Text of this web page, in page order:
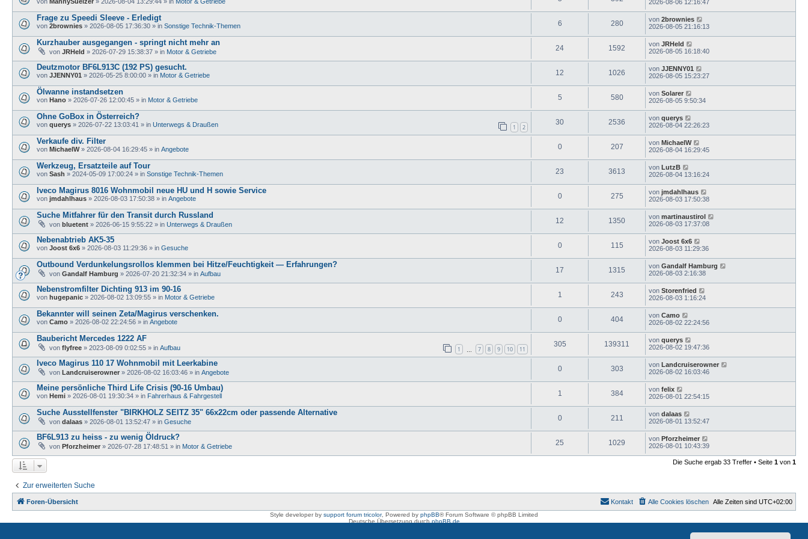
2026-08-06 12:16:47
Frage zu Speedi Sleeve - Erledigt
von 2brownies » 2026-08-05 17:36:30 » in Sonstige Technik-Themen 6 280 von 2brownies
2026-08-05 21:16:13
Kurzhauber ausgegangen - springt nicht mehr an
von JRHeld » 2026-07-29 15:38:37 » in Motor & Getriebe 24 1592 von JRHeld
2026-08-05 16:18:40
Deutzmotor BF6L913C (192 PS) gesucht.
von JJENNY01 » 2026-05-25 8:00:00 » in Motor & Getriebe 12 1026 von JJENNY01
2026-08-05 15:23:27
Ölwanne instandsetzen
von Hano » 2026-07-26 12:00:45 » in Motor & Getriebe 5 580 von Solarer
2026-08-05 9:50:34
Ohne GoBox in Österreich?
von querys » 2026-07-22 13:03:41 » in Unterwegs & Draußen 1 2
30 2536 von querys
2026-08-04 22:26:23
Verkaufe div. Filter
von MichaelW» 2026-08-04 16:29:45 » in Angebote 0 207 von MichaelW
2026-08-04 16:29:45
Werkzeug, Ersatzteile auf Tour
von Sash » 2024-05-09 17:00:24 » in Sonstige Technik-Themen 23 3613 von LutzB
2026-08-04 13:16:24
Iveco Magirus 8016 Wohnmobil neue HU und H sowie Service
von jmdahlhaus » 2026-08-03 17:50:38 » in Angebote 0 275 von jmdahlhaus
2026-08-03 17:50:38
Suche Mitfahrer für den Transit durch Russland
von bluetent » 2026-06-15 9:55:22 » in Unterwegs & Draußen 12 1350 von martinaustirol
2026-08-03 17:37:08
Nebenabtrieb AK5-35
von Joost 6x6 » 2026-08-03 11:29:36 » in Gesuche 0 115 von Joost 6x6
2026-08-03 11:29:36
Outbound Verdunkelungsrollos klemmen bei Hitze/Feuchtigkeit — Erfahrungen?
von Gandalf Hamburg » 2026-07-20 21:32:34 » in Aufbau 17 1315 von Gandalf Hamburg
2026-08-03 2:16:38
Nebenstromfilter Dichting 913 im 90-16
von hugepanic » 2026-08-02 13:09:55 » in Motor & Getriebe 1 243 von Storenfried
2026-08-03 1:16:24
Bekannter will seinen Zeta/Magirus verschenken.
von Camo » 2026-08-02 22:24:56 » in Angebote 0 404 von Camo
2026-08-02 22:24:56
Baubericht Mercedes 1222 AF
von flyfree » 2023-08-09 0:02:55 » in Aufbau 1 7 8 9 10 11
305 139311 von querys
2026-08-02 19:47:36
Iveco Magirus 110 17 Wohnmobil mit Leerkabine
von Landcruiserowner » 2026-08-02 16:03:46 » in Angebote 0 303 von Landcruiserowner
2026-08-02 16:03:46
Meine persönliche Third Life Crisis (90-16 Umbau)
von Hemi » 2026-08-01 19:30:34 » in Fahrerhaus & Fahrgestell 1 384 von felix
2026-08-01 22:54:15
Suche Ausstellfenster "BIRKHOLZ SEITZ 35" 66x22cm oder passende Alternative
von dalaas » 2026-08-01 13:52:47 » in Gesuche 0 211 von dalaas
2026-08-01 13:52:47
BF6L913 zu heiss - zu wenig Öldruck?
von Pforzheimer » 2026-07-28 17:48:51 » in Motor & Getriebe 25 1029 von Pforzheimer
2026-08-01 10:43:39
Die Suche ergab 33 Treffer • Seite 1 von 1
Zur erweiterten Suche
Foren-Übersicht Alle Zeiten sind UTC+02:00
Alle Cookies löschen
Kontakt
Style developer by support forum tricolor, Powered by phpBB® Forum Software © phpBB Limited
Deutsche Übersetzung durch phpBB.de